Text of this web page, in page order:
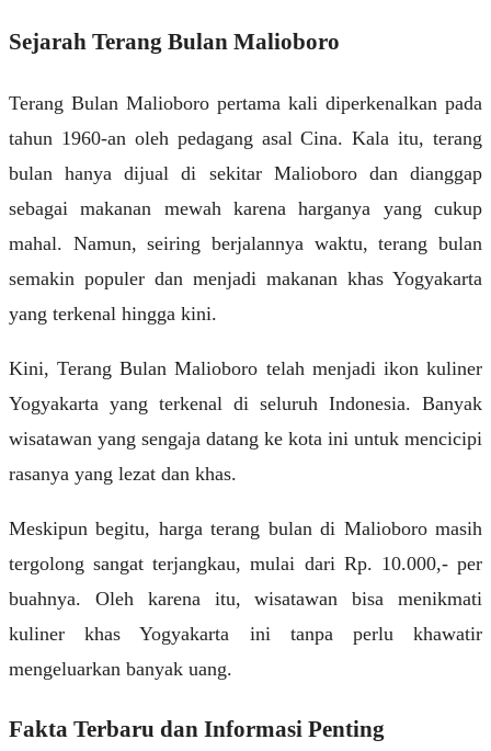
Sejarah Terang Bulan Malioboro
Terang Bulan Malioboro pertama kali diperkenalkan pada
tahun 1960-an oleh pedagang asal Cina. Kala itu, terang
bulan hanya dijual di sekitar Malioboro dan dianggap
sebagai makanan mewah karena harganya yang cukup
mahal. Namun, seiring berjalannya waktu, terang bulan
semakin populer dan menjadi makanan khas Yogyakarta
yang terkenal hingga kini.
Kini, Terang Bulan Malioboro telah menjadi ikon kuliner
Yogyakarta yang terkenal di seluruh Indonesia. Banyak
wisatawan yang sengaja datang ke kota ini untuk mencicipi
rasanya yang lezat dan khas.
Meskipun begitu, harga terang bulan di Malioboro masih
tergolong sangat terjangkau, mulai dari Rp. 10.000,- per
buahnya. Oleh karena itu, wisatawan bisa menikmati
kuliner khas Yogyakarta ini tanpa perlu khawatir
mengeluarkan banyak uang.
Fakta Terbaru dan Informasi Penting